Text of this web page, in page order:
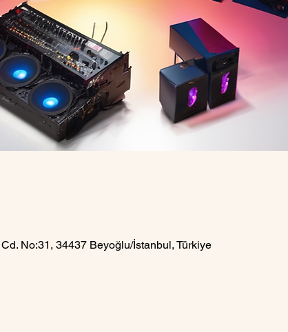
No:31, 34437 Beyoğlu/İstanbul, Türkiye